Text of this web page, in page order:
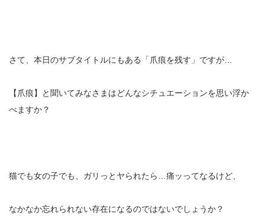
さて、本日のサブタイトルにもある「爪痕を残す」ですが…
【爪痕】と聞いてみなさまはどんなシチュエーションを思い浮か
べますか？
猫でも女の子でも、ガリっとヤられたら…痛ッってなるけど、
なかなか忘れられない存在になるのではないでしょうか？